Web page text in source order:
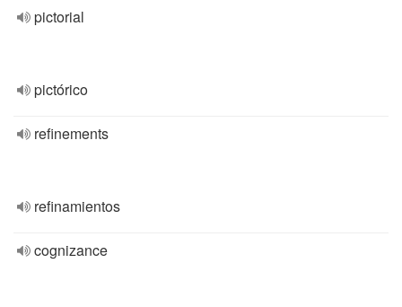
pictorial
pictórico
refinements
refinamientos
cognizance